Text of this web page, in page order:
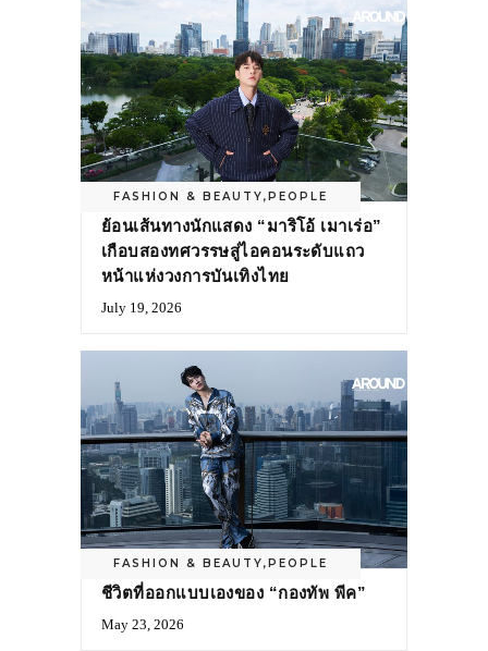
FASHION & BEAUTY, PEOPLE
ย้อนเส้นทางนักแสดง “มาริโอ้ เมาเร่อ”
เกือบสองทศวรรษสู่ไอคอนระดับแถว
หน้าแห่งวงการบันเทิงไทย
July 19, 2026
FASHION & BEAUTY, PEOPLE
ชีวิตที่ออกแบบเองของ “กองทัพ พีค”
May 23, 2026